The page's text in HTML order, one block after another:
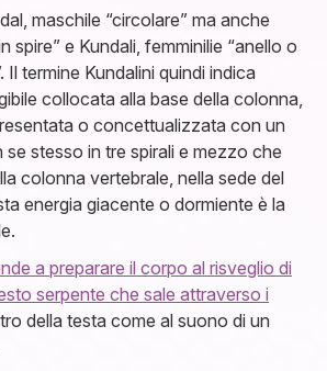
maschile “circolare” ma anche
spire” e Kundali, femminilie “anello o
Il termine Kundalini quindi indica
collocata alla base della colonna,
o concettualizzata con un
stesso in tre spirali e mezzo che
colonna vertebrale, nella sede del
energia giacente o dormiente è la
a preparare il corpo al risveglio di
serpente che sale attraverso i
della testa come al suono di un